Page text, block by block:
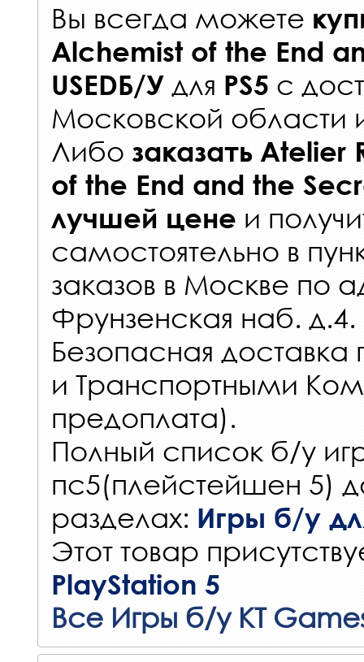
Вы всегда можете
Alchemist of the End
USEDБ/У для PS5 с
Московской области
Либо заказать Atelier
of the End and the
лучшей цене и
самостоятельно в
заказов в Москве по
Фрунзенская наб. д.4.
Безопасная
и Транспортными
предоплата).
Полный список б/у
пс5(плейстейшен 5)
разделах: Игры б/у
Этот товар
PlayStation 5
Все Игры б/у KT